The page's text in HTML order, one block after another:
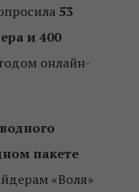
53
и 400
онлайн-
пакете
«Воля»